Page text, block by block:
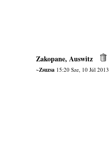
Zakopane, Auswitz
~Zsuzsa15:20 Sze, 10 Júl 2013